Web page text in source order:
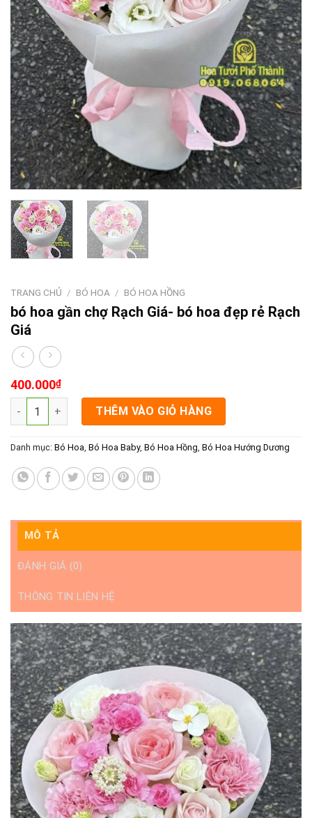
TRANG CHỦ / BÓ HOA / BÓ HOA HỒNG
bó hoa gần chợ Rạch Giá- bó hoa đẹp rẻ Rạch
Giá
400.000₫
bó hoa gần chợ Rạch Giá- bó hoa đẹp rẻ Rạch Giá số lượng
THÊM VÀO GIỎ HÀNG
Danh mục: Bó Hoa, Bó Hoa Baby, Bó Hoa Hồng, Bó Hoa Hướng Dương
MÔ TẢ
ĐÁNH GIÁ (0)
THÔNG TIN LIÊN HỆ